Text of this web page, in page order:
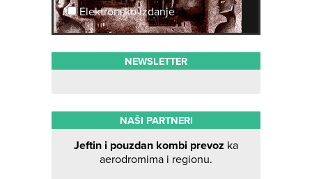
Elektronsko izdanje
NEWSLETTER
NAŠI PARTNERI
Jeftin i pouzdan kombi prevoz ka
aerodromima i regionu.